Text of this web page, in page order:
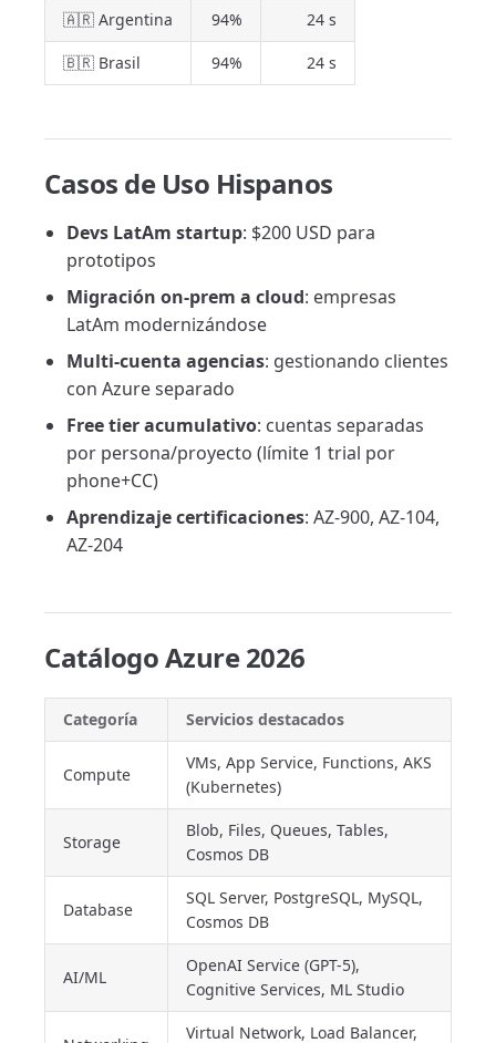
🇦🇷 Argentina 94% 24 s
🇧🇷 Brasil 94% 24 s
Casos de Uso Hispanos
Devs LatAm startup: $200 USD para
prototipos
Migración on-prem a cloud: empresas
LatAm modernizándose
Multi-cuenta agencias: gestionando clientes
con Azure separado
Free tier acumulativo: cuentas separadas
por persona/proyecto (límite 1 trial por
phone+CC)
Aprendizaje certificaciones: AZ-900, AZ-104,
AZ-204
Catálogo Azure 2026
Categoría Servicios destacados
Compute
VMs, App Service, Functions, AKS
(Kubernetes)
Storage
Blob, Files, Queues, Tables,
Cosmos DB
Database
SQL Server, PostgreSQL, MySQL,
Cosmos DB
AI/ML
OpenAI Service (GPT-5),
Cognitive Services, ML Studio
Virtual Network, Load Balancer,